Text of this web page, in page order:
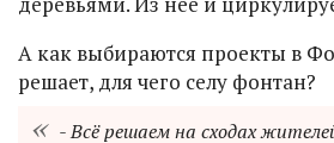
А как выбираются проекты в
решает, для чего селу фонтан?
- Всё решаем на сходах